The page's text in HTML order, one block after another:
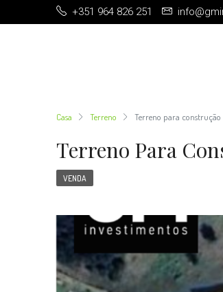
+351 964 826 251
Casa Terreno Terreno para construção
Terreno Para
VENDA